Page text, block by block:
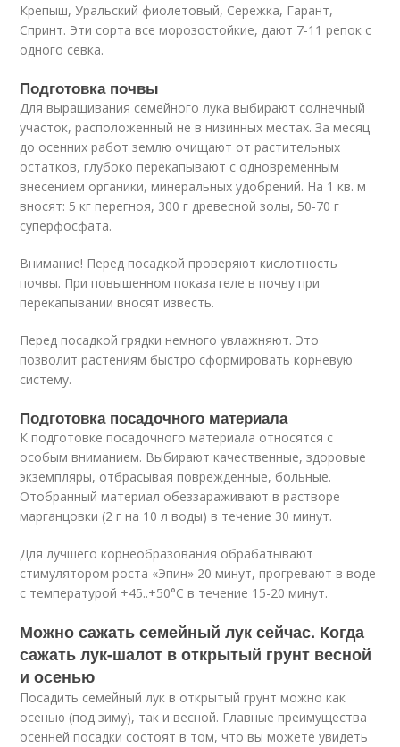
Крепыш, Уральский фиолетовый, Сережка, Гарант,
Спринт. Эти сорта все морозостойкие, дают 7-11 репок с
одного севка.
Подготовка почвы
Для выращивания семейного лука выбирают солнечный
участок, расположенный не в низинных местах. За месяц
до осенних работ землю очищают от растительных
остатков, глубоко перекапывают с одновременным
внесением органики, минеральных удобрений. На 1 кв. м
вносят: 5 кг перегноя, 300 г древесной золы, 50-70 г
суперфосфата.
Внимание! Перед посадкой проверяют кислотность
почвы. При повышенном показателе в почву при
перекапывании вносят известь.
Перед посадкой грядки немного увлажняют. Это
позволит растениям быстро сформировать корневую
систему.
Подготовка посадочного материала
К подготовке посадочного материала относятся с
особым вниманием. Выбирают качественные, здоровые
экземпляры, отбрасывая поврежденные, больные.
Отобранный материал обеззараживают в растворе
марганцовки (2 г на 10 л воды) в течение 30 минут.
Для лучшего корнеобразования обрабатывают
стимулятором роста «Эпин» 20 минут, прогревают в воде
с температурой +45..+50°C в течение 15-20 минут.
Можно сажать семейный лук сейчас. Когда
сажать лук-шалот в открытый грунт весной
и осенью
Посадить семейный лук в открытый грунт можно как
осенью (под зиму), так и весной. Главные преимущества
осенней посадки состоят в том, что вы можете увидеть